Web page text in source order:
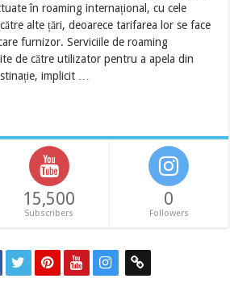
în roaming internațional, cu cele
alte țări, deoarece tarifarea lor se face
furnizor. Serviciile de roaming
de către utilizator pentru a apela din
implicit …
15,500
Subscribers
0
Followers